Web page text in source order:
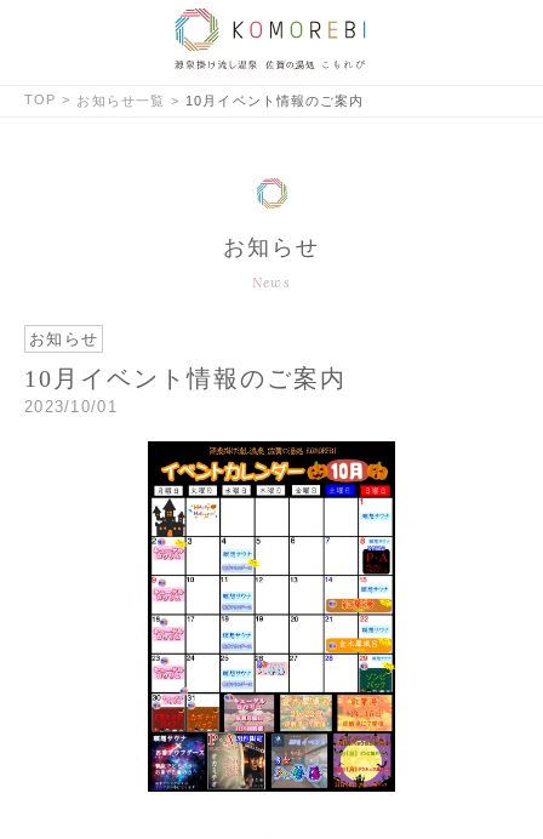
TOP お知らせ一覧 10月イベント情報のご案内
お知らせ
News
お知らせ
10月イベント情報のご案内
2023/10/01